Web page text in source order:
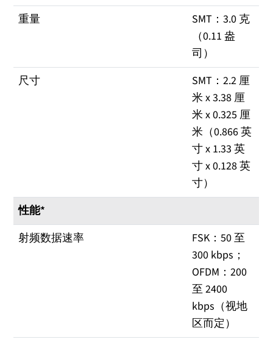
重量
SMT：3.0 克
（0.11 盎
司）
尺寸
SMT：2.2 厘
米 x 3.38 厘
米 x 0.325 厘
米（0.866 英
寸 x 1.33 英
寸 x 0.128 英
寸）
性能*
射频数据速率
FSK：50 至
300 kbps；
OFDM：200
至 2400
kbps（视地
区而定）